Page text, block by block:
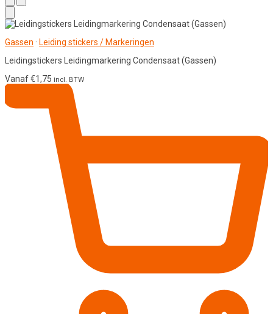
Gassen · Leiding stickers / Markeringen
Leidingstickers Leidingmarkering Condensaat (Gassen)
Vanaf€1,75 incl. BTW